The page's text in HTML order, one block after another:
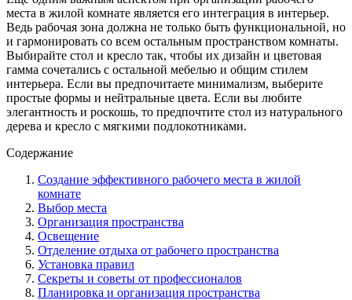
места в жилой комнате является его интеграция в интерьер.
Ведь рабочая зона должна не только быть функциональной, но
и гармонировать со всем остальным пространством комнаты.
Выбирайте стол и кресло так, чтобы их дизайн и цветовая
гамма сочетались с остальной мебелью и общим стилем
интерьера. Если вы предпочитаете минимализм, выберите
простые формы и нейтральные цвета. Если вы любите
элегантность и роскошь, то предпочтите стол из натурального
дерева и кресло с мягкими подлокотниками.
Содержание
Создание эффективного рабочего места в жилой
комнате
Выбор места
Организация пространства
Освещение
Отделение отдыха от рабочего пространства
Установка правил
Секреты и советы от профессионалов
Планировка и организация пространства